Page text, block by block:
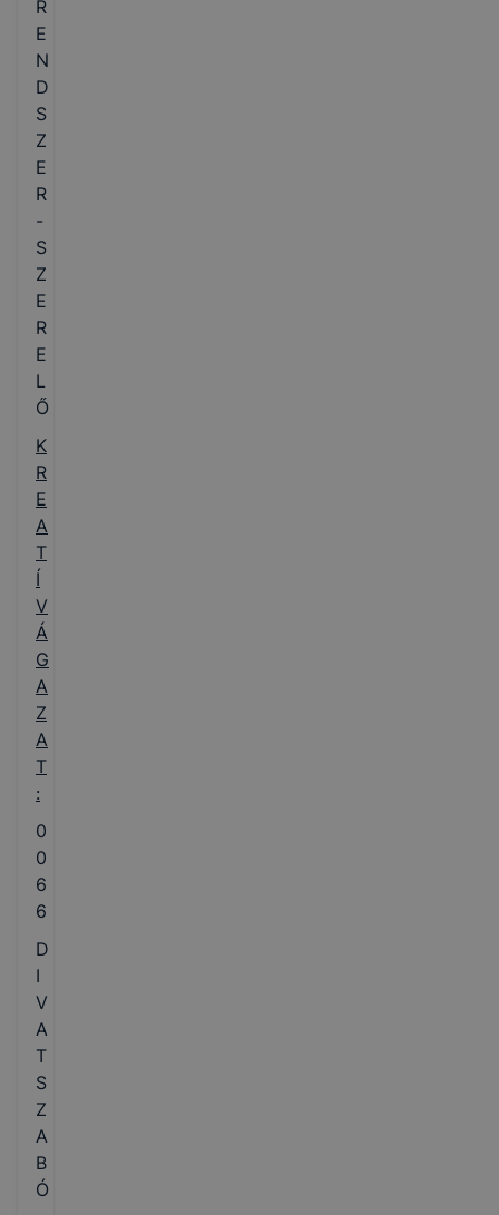
R
E
N
D
S
Z
E
R
-
S
Z
E
R
E
L
Ő
K
R
E
A
T
Í
V
Á
G
A
Z
A
T
:
0
0
6
6
D
I
V
A
T
S
Z
A
B
Ó